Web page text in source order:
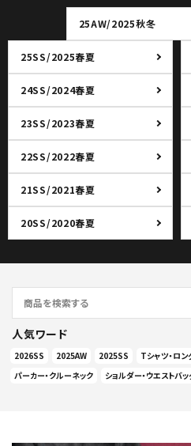
25AW/2025秋冬
25SS/2025春夏
24SS/2024春夏
23SS/2023春夏
22SS/2022春夏
21SS/2021春夏
20SS/2020春夏
人気ワード
2026SS 2025AW 2025SS Tシャツ・ロン
パーカー・クルーネック
ショルダー・ウエストバッ